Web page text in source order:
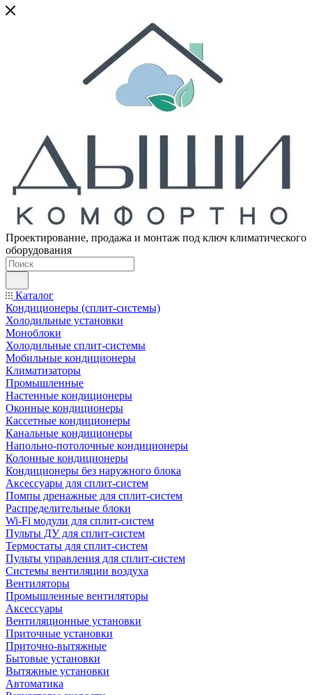
Проектирование, продажа и монтаж под ключ климатического
оборудования
Каталог
Кондиционеры (сплит-системы)
Холодильные установки
Моноблоки
Холодильные сплит-системы
Мобильные кондиционеры
Климатизаторы
Промышленные
Настенные кондиционеры
Оконные кондиционеры
Кассетные кондиционеры
Канальные кондиционеры
Напольно-потолочные кондиционеры
Колонные кондиционеры
Кондиционеры без наружного блока
Аксессуары для сплит-систем
Помпы дренажные для сплит-систем
Распределительные блоки
Wi-Fi модули для сплит-систем
Пульты ДУ для сплит-систем
Термостаты для сплит-систем
Пульты управления для сплит-систем
Системы вентиляции воздуха
Вентиляторы
Промышленные вентиляторы
Аксессуары
Вентиляционные установки
Приточные установки
Приточно-вытяжные
Бытовые установки
Вытяжные установки
Автоматика